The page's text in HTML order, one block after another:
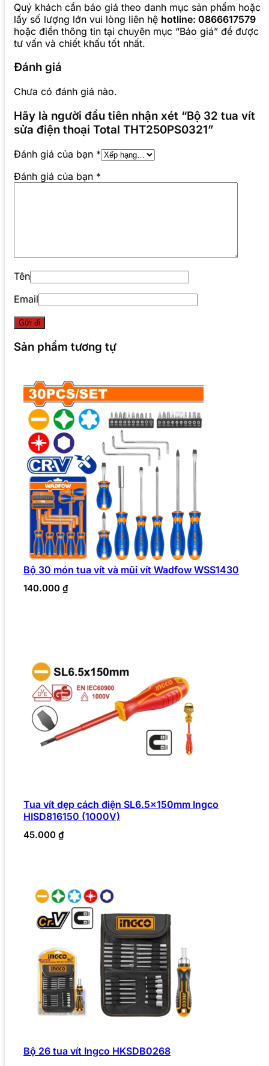
Quý khách cần báo giá theo danh mục sản phẩm hoặc
lấy số lượng lớn vui lòng liên hệ hotline: 0866617579
hoặc điền thông tin tại chuyên mục “Báo giá” để được
tư vấn và chiết khấu tốt nhất.
Đánh giá
Chưa có đánh giá nào.
Hãy là người đầu tiên nhận xét “Bộ 32 tua vít
sửa điện thoại Total THT250PS0321”
Đánh giá của bạn *
Đánh giá của bạn *
Tên
Email
Sản phẩm tương tự
Bộ 30 món tua vít và mũi vít Wadfow WSS1430
140.000 ₫
Tua vít dẹp cách điện SL6.5x150mm Ingco
HISD816150 (1000V)
45.000 ₫
Bộ 26 tua vít Ingco HKSDB0268